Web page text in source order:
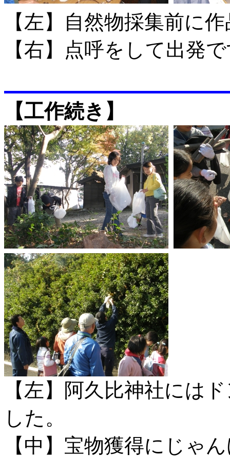
【左】自然物採集前
【右】点呼をして出発
【工作続き】
【左】阿久比神社には
した。
【中】宝物獲得にじゃ